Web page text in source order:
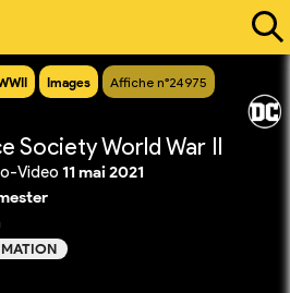
Images Affiche n°24975
Society World War II
Video 11 mai 2021